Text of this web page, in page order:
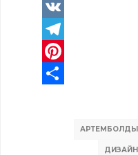
Facebook
VK
Telegram
Pinterest